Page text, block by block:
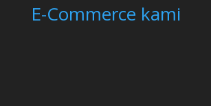
E-Commerce kami